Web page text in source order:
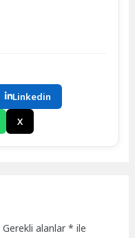
Linkedin
X
Gerekli alanlar* ile